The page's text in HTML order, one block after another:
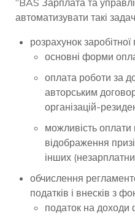
“BAS Зарплата та
автоматизувати такі
розрахунок заробітної
основні форми
оплата роботи за
авторським
організацій-
можливість оплати
відображення
інших
обчислення
податків і внесків з
податок на доходи